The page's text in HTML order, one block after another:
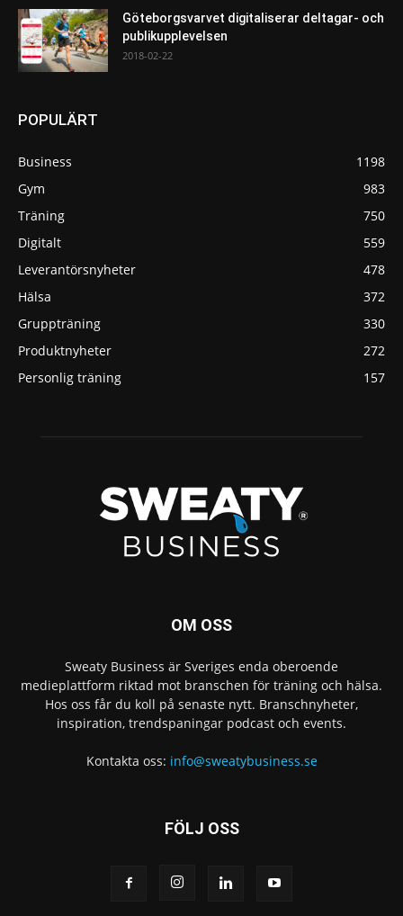
Göteborgsvarvet digitaliserar deltagar- och
publikupplevelsen
2018-02-22
POPULÄRT
Business
1198
Gym
983
Träning
750
Digitalt
559
Leverantörsnyheter
478
Hälsa
372
Gruppträning
330
Produktnyheter
272
Personlig träning
157
OM OSS
Sweaty Business är Sveriges enda oberoende
medieplattform riktad mot branschen för träning och hälsa.
Hos oss får du koll på senaste nytt. Branschnyheter,
inspiration, trendspaningar podcast och events.
Kontakta oss: info@sweatybusiness.se
FÖLJ OSS